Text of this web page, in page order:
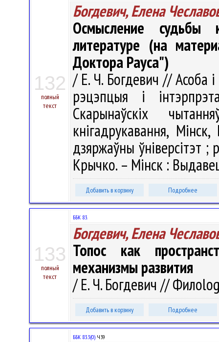
132
полный
текст
Богдевич, Елена
Осмысление судьбы
литературе (на
Доктора Рауса")
/ Е. Ч. Богдевич // Асоба
рэцэпцыя і
Скарынаўскіх
кнігадрукавання,
дзяржаўны ўніверсітэт ;
Крычко. – Мінск :
Добавить в корзину Подробнее
133
полный
текст
ББК 83.
Богдевич, Елена
Топос как
механизмы развития
/ Е. Ч. Богдевич //
Добавить в корзину Подробнее
ББК 83.3(0) Ч39